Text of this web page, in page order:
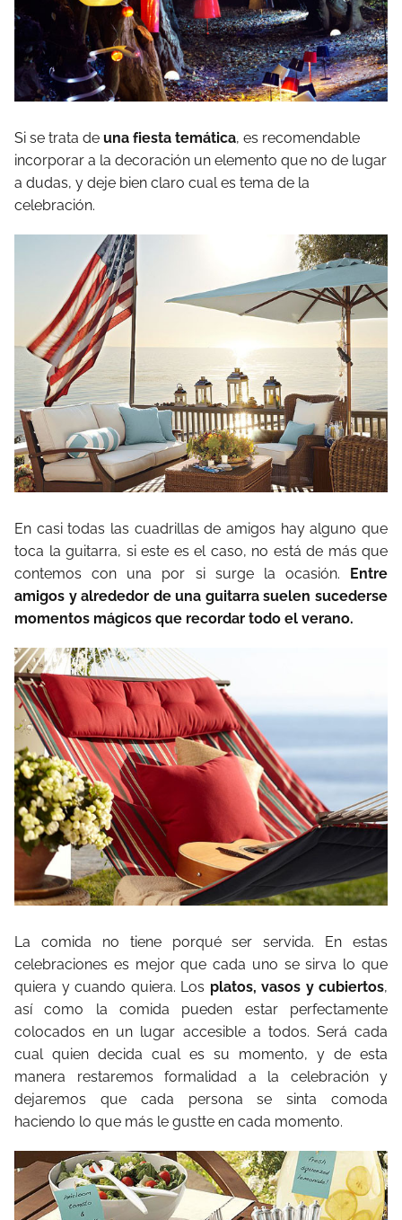
Si se trata de una fiesta temática, es recomendable
incorporar a la decoración un elemento que no de lugar
a dudas, y deje bien claro cual es tema de la
celebración.
En casi todas las cuadrillas de amigos hay alguno que
toca la guitarra, si este es el caso, no está de más que
contemos con una por si surge la ocasión. Entre
amigos y alrededor de una guitarra suelen sucederse
momentos mágicos que recordar todo el verano.
La comida no tiene porqué ser servida. En estas
celebraciones es mejor que cada uno se sirva lo que
quiera y cuando quiera. Los platos, vasos y cubiertos,
así como la comida pueden estar perfectamente
colocados en un lugar accesible a todos. Será cada
cual quien decida cual es su momento, y de esta
manera restaremos formalidad a la celebración y
dejaremos que cada persona se sinta comoda
haciendo lo que más le gustte en cada momento.